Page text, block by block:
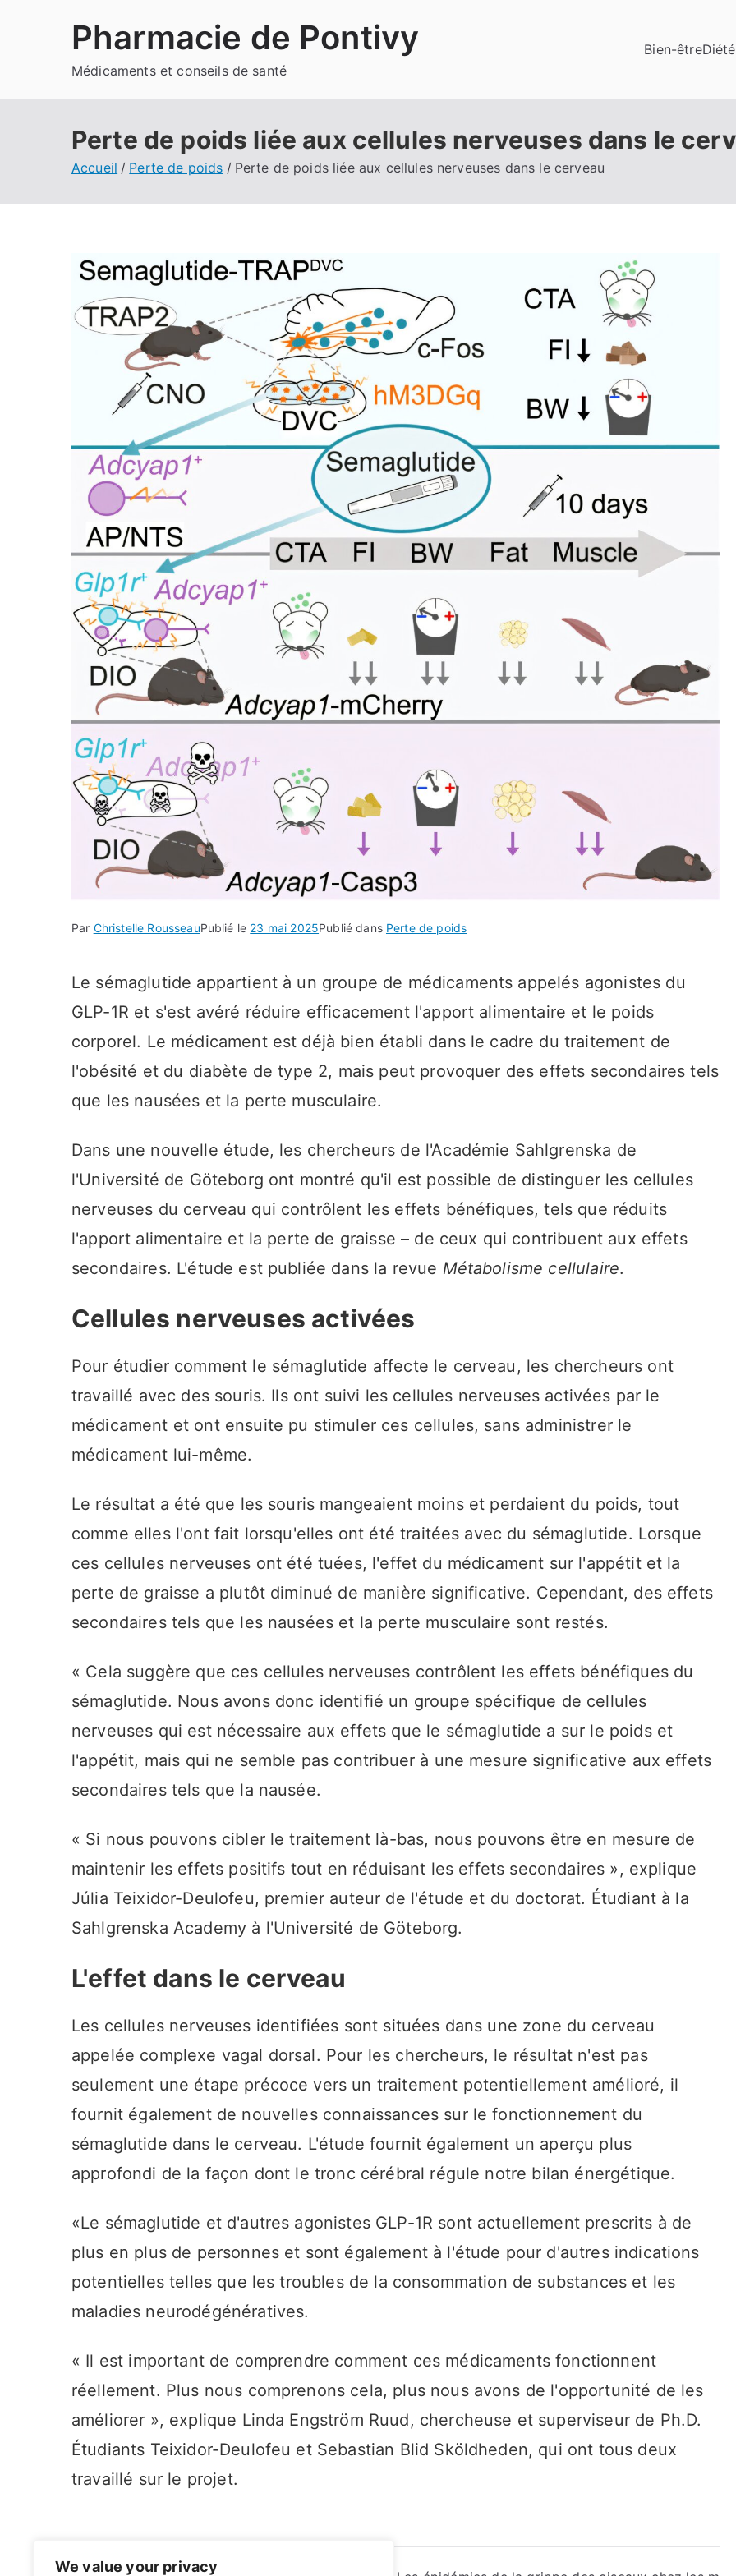
We value your privacy
Pharmacie de Pontivy
Médicaments et conseils de santé
Bien-être
Perte de poids liée aux cellules nerveuses dans le
Accueil Perte de poids Perte de poids liée aux cellules nerveuses dans le cerveau
Par Christelle RousseauPublié le 23 mai 2025Publié dans Perte de poids
Le sémaglutide appartient à un groupe de médicaments appelés agonistes du
GLP-1R et s'est avéré réduire efficacement l'apport alimentaire et le poids
corporel. Le médicament est déjà bien établi dans le cadre du traitement de
l'obésité et du diabète de type 2, mais peut provoquer des effets secondaires tels
que les nausées et la perte musculaire.
Dans une nouvelle étude, les chercheurs de l'Académie Sahlgrenska de
l'Université de Göteborg ont montré qu'il est possible de distinguer les cellules
nerveuses du cerveau qui contrôlent les effets bénéfiques, tels que réduits
l'apport alimentaire et la perte de graisse – de ceux qui contribuent aux effets
secondaires. L'étude est publiée dans la revue Métabolisme cellulaire.
Cellules nerveuses activées
Pour étudier comment le sémaglutide affecte le cerveau, les chercheurs ont
travaillé avec des souris. Ils ont suivi les cellules nerveuses activées par le
médicament et ont ensuite pu stimuler ces cellules, sans administrer le
médicament lui-même.
Le résultat a été que les souris mangeaient moins et perdaient du poids, tout
comme elles l'ont fait lorsqu'elles ont été traitées avec du sémaglutide. Lorsque
ces cellules nerveuses ont été tuées, l'effet du médicament sur l'appétit et la
perte de graisse a plutôt diminué de manière significative. Cependant, des effets
secondaires tels que les nausées et la perte musculaire sont restés.
« Cela suggère que ces cellules nerveuses contrôlent les effets bénéfiques du
sémaglutide. Nous avons donc identifié un groupe spécifique de cellules
nerveuses qui est nécessaire aux effets que le sémaglutide a sur le poids et
l'appétit, mais qui ne semble pas contribuer à une mesure significative aux effets
secondaires tels que la nausée.
« Si nous pouvons cibler le traitement là-bas, nous pouvons être en mesure de
maintenir les effets positifs tout en réduisant les effets secondaires », explique
Júlia Teixidor-Deulofeu, premier auteur de l'étude et du doctorat. Étudiant à la
Sahlgrenska Academy à l'Université de Göteborg.
L'effet dans le cerveau
Les cellules nerveuses identifiées sont situées dans une zone du cerveau
appelée complexe vagal dorsal. Pour les chercheurs, le résultat n'est pas
seulement une étape précoce vers un traitement potentiellement amélioré, il
fournit également de nouvelles connaissances sur le fonctionnement du
sémaglutide dans le cerveau. L'étude fournit également un aperçu plus
approfondi de la façon dont le tronc cérébral régule notre bilan énergétique.
«Le sémaglutide et d'autres agonistes GLP-1R sont actuellement prescrits à de
plus en plus de personnes et sont également à l'étude pour d'autres indications
potentielles telles que les troubles de la consommation de substances et les
maladies neurodégénératives.
« Il est important de comprendre comment ces médicaments fonctionnent
réellement. Plus nous comprenons cela, plus nous avons de l'opportunité de les
améliorer », explique Linda Engström Ruud, chercheuse et superviseur de Ph.D.
Étudiants Teixidor-Deulofeu et Sebastian Blid Sköldheden, qui ont tous deux
travaillé sur le projet.